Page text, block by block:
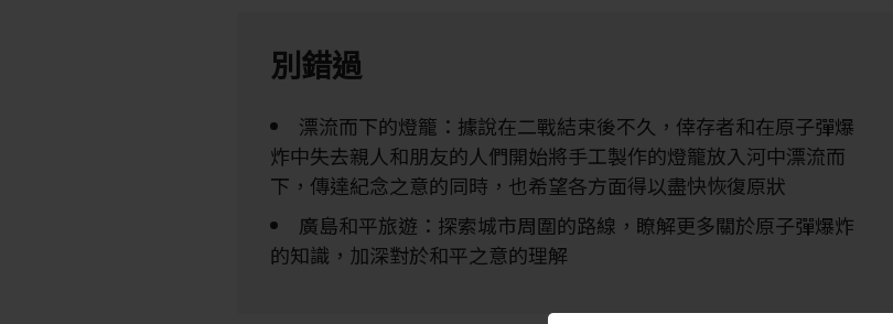
別錯過
漂流而下的燈籠：據說在二戰結束後不久，倖存者和在原子彈爆
炸中失去親人和朋友的人們開始將手工製作的燈籠放入河中漂流而
下，傳達紀念之意的同時，也希望各方面得以盡快恢復原狀
廣島和平旅遊：探索城市周圍的路線，瞭解更多關於原子彈爆炸
的知識，加深對於和平之意的理解